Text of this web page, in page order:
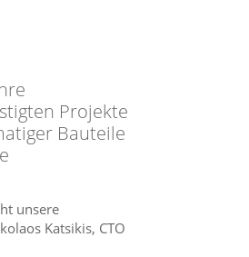
Projekte
Bauteile
unsere
Katsikis, CTO